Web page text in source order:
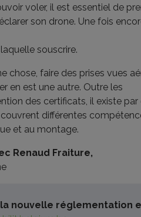
voler, il est essentiel de
son drone. Une fois
souscrire.
chose, faire des prises vues
en est une autre. Outre les
des certificats, il existe
différentes
et au montage.
Renaud Fraiture,
la nouvelle réglementation